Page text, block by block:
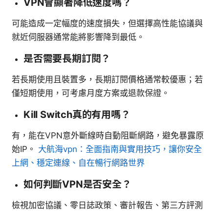
可能造成一定幅度的速度損失，但選擇高性能協議與
就近伺服器通常能將影響降到最低。
是否需要長期訂閱？
若長期使用且裝置多，長期訂閱價格通常較優惠；若
僅短期使用，可考慮月度方案或退款保證。
Kill Switch真的有用嗎？
有，能在VPN意外斷線時自動阻斷網路，避免暴露原
始IP。 大航海vpn：全面指南與實用技巧，讓你安全
上網、穩定連線、自在暢行網路世界
如何判斷VPN是否安全？
檢視加密協議、零日誌政策、審計報告、第三方評測